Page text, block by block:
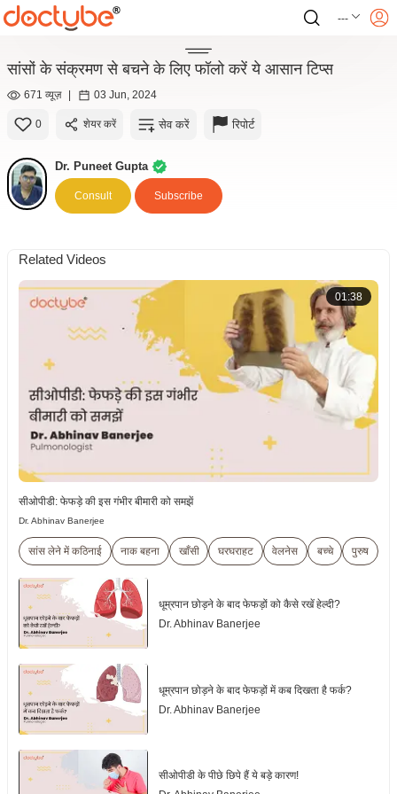
---
सांसों के संक्रमण से बचने के लिए फॉलो करें ये आसान टिप्स
671 व्यूज़ | 03 Jun, 2024
0 शेयर करें सेव करें रिपोर्ट
Dr. Puneet Gupta
Consult Subscribe
Related Videos
01:38
सीओपीडी: फेफड़े की इस गंभीर बीमारी को समझें
Dr. Abhinav Banerjee
सांस लेने में कठिनाई नाक बहना खाँसी घरघराहट वेलनेस बच्चे पुरुष
धूम्रपान छोड़ने के बाद फेफड़ों को कैसे रखें हेल्दी?
Dr. Abhinav Banerjee
धूम्रपान छोड़ने के बाद फेफड़ों में कब दिखता है फर्क?
Dr. Abhinav Banerjee
सीओपीडी के पीछे छिपे हैं ये बड़े कारण!